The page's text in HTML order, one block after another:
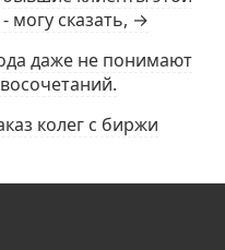
могу сказать, →
даже не понимают
колег с биржи